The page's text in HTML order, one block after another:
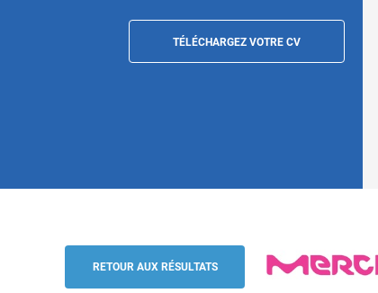
TÉLÉCHARGEZ VOTRE CV
Responsable Equipe de Production
Merck
RETOUR AUX RÉSULTATS